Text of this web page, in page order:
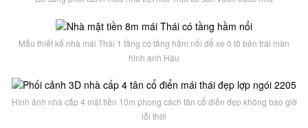
Mẫu thiết kế nhà mái Thái 1 tầng có tầng hầm nổi để xe ô tô bên trái màn
hình anh Hậu
Hình ảnh nhà cấp 4 mặt tiền 10m phong cách tân cổ điển đẹp không bao giờ
lỗi thời